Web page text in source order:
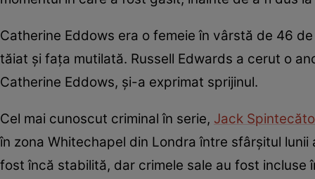
Catherine Eddows era o femeie în vârstă de 46
tăiat și fața mutilată. Russell Edwards a cerut o
Catherine Eddows, și-a exprimat sprijinul.
Cel mai cunoscut criminal în serie, Jack
în zona Whitechapel din Londra între sfârșitul
fost încă stabilită, dar crimele sale au fost incluse